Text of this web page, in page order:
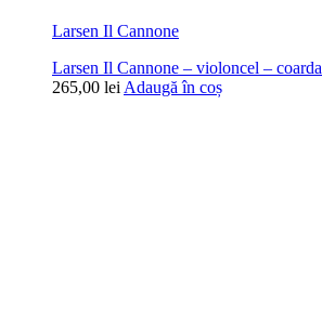
Larsen Il Cannone
Larsen Il Cannone – violoncel –
265,00 lei Adaugă în coș